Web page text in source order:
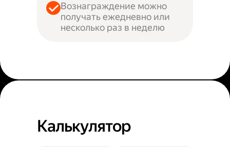
Вознаграждение можно
получать ежедневно или
несколько раз в неделю
Калькулятор